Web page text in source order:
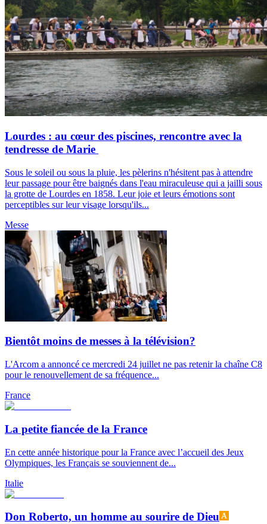
Lourdes : au cœur des piscines, rencontre avec la
tendresse de Marie
Sous le soleil ou sous la pluie, les pèlerins n'hésitent pas à attendre
leur passage pour être baignés dans l'eau miraculeuse qui a jailli sous
la grotte de Lourdes en 1858. Leur joie et leurs émotions sont
perceptibles sur leur visage lorsqu'ils...
Messe
Bientôt moins de messes à la télévision?
L'Arcom a annoncé ce mercredi 24 juillet ne pas retenir la chaîne C8
pour le renouvellement de sa fréquence...
France
La petite fiancée de la France
En cette année historique pour la France avec l’accueil des Jeux
Olympiques, les Français se souviennent de...
Italie
Don Roberto, un homme au sourire de Dieu